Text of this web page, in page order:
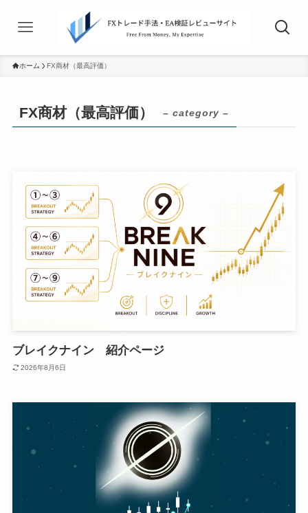
ホーム FX商材（最高評価）
FX商材（最高評価） – category –
ブレイクナイン 紹介ページ
2026年8月6日